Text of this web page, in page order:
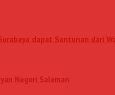
dapat Santunan dari
Negeri Saleman